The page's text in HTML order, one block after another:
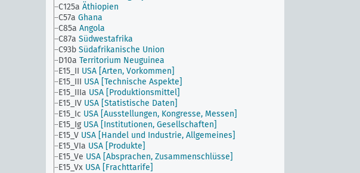
C125a Äthiopien
C57a Ghana
C85a Angola
C87a Südwestafrika
C93b Südafrikanische Union
D10a Territorium Neuguinea
E15_II USA [Arten, Vorkommen]
E15_III USA [Technische Aspekte]
E15_IIIa USA [Produktionsmittel]
E15_IV USA [Statistische Daten]
E15_Ic USA [Ausstellungen, Kongresse, Messen]
E15_Ig USA [Institutionen, Gesellschaften]
E15_V USA [Handel und Industrie, Allgemeines]
E15_VIa USA [Produkte]
E15_Ve USA [Absprachen, Zusammenschlüsse]
E15_Vx USA [Frachttarife]